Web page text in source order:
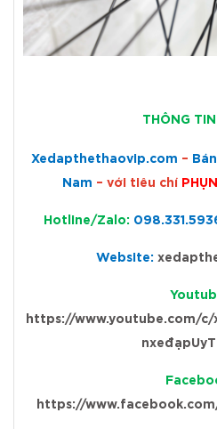
THÔNG T
Xedapthethaovip.com –
Nam – với tiêu chí
Hotline/Zalo:
Website:
https://www.youtube.com/
https://